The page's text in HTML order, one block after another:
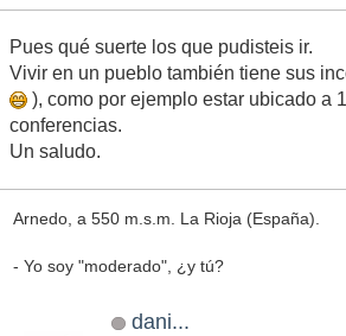
Pues qué suerte los que pudisteis ir.
Vivir en un pueblo también tiene sus
), como por ejemplo estar ubicado a
conferencias.
Un saludo.
Arnedo, a 550 m.s.m. La Rioja (España).
- Yo soy "moderado", ¿y tú?
dani...